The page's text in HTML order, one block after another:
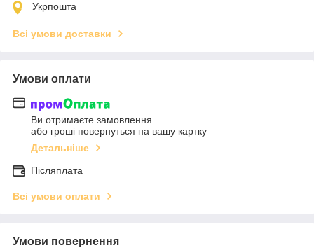
Укрпошта
Всі умови доставки
Умови оплати
Ви отримаєте замовлення
або гроші повернуться на вашу картку
Детальніше
Післяплата
Всі умови оплати
Умови повернення